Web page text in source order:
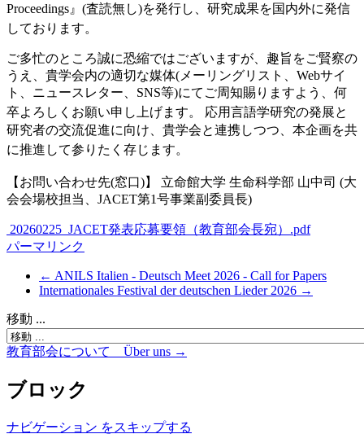
Proceedings』(査読無し)を発行し、研究成果を国内外に発信
しております。
ご多忙のところ誠に恐縮ではございますが、趣旨をご賢察の
うえ、貴学会内の適切な媒体(メーリングリスト、Webサイ
ト、ニュースレター、SNS等)にてご周知賜りますよう、何
卒よろしくお願い申し上げます。 応用言語学研究の発展と
研究者の交流促進に向け、貴学会と連携しつつ、本企画を共
に推進して参りたく存じます。
【お問い合わせ先(窓口)】 立命館大学 生命科学部 山中司 (大
会会場校担当、JACET第1号事業副委員長)
20260225_JACET発表応募要領（教育部会長宛）.pdf
パーマリンク
← ANILS Italien - Deutsch Meet 2026 - Call for Papers
Internationales Festival der deutschen Lieder 2026 →
移動 ...
教育部会について Über uns →
ブロック
ナビゲーション をスキップする